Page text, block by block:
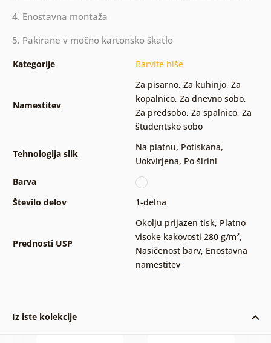
4. Enostavna montaža
5. Pakirane v močno kartonsko škatlo
Kategorije Barvite hiše
Namestitev
Za pisarno, Za kuhinjo, Za
kopalnico, Za dnevno sobo,
Za predsobo, Za spalnico, Za
študentsko sobo
Tehnologija slik
Na platnu, Potiskana,
Uokvirjena, Po širini
Barva
Število delov
1-delna
Prednosti USP
Okolju prijazen tisk, Platno
visoke kakovosti 280 g/m²,
Nasičenost barv, Enostavna
namestitev
Iz iste kolekcije